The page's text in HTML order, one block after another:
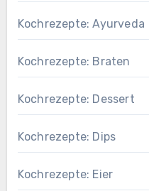
Kochrezepte: Ayurveda
Kochrezepte: Braten
Kochrezepte: Dessert
Kochrezepte: Dips
Kochrezepte: Eier